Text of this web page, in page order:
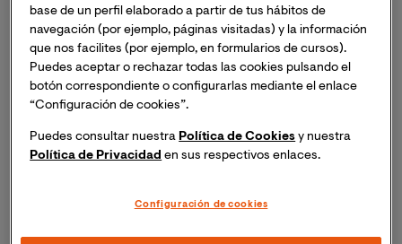
Gestionar procesos de innovacióny
transformación digital.
Utilizar inteligencia de negociopara apoyar la
toma de decisiones estratégicas.
Administrar inversiones, recursos y riesgos
asociados al área TIC.
Diseñar estrategias de negocio
base de un perfil elaborado a partir de tus hábitos de
navegación (por ejemplo, páginas visitadas) y la información
que nos facilites (por ejemplo, en formularios de cursos).
Puedes aceptar o rechazar todas las cookies pulsando el
botón correspondiente o configurarlas mediante el enlace
“Configuración de cookies”.
Puedes consultar nuestra Política de Cookies y nuestra
Política de Privacidad en sus respectivos enlaces.
Configuración de cookies